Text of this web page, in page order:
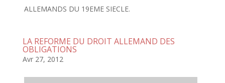
ALLEMANDS DU 19EME SIECLE.
LA REFORME DU DROIT ALLEMAND DES
OBLIGATIONS
Avr 27, 2012